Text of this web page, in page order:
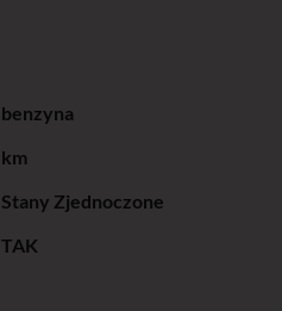
benzyna
km
Stany Zjednoczone
TAK